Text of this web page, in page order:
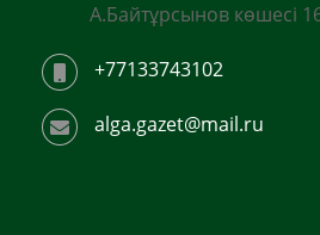
А.Байтұрсынов көшесі
+77133743102
alga.gazet@mail.ru